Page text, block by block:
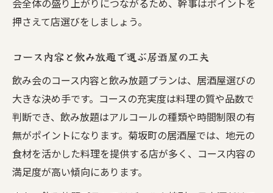
押さえて店選びをしましょう。
コース内容と飲み放題で選ぶ居酒屋の工夫
飲み会のコース内容と飲み放題プランは、居酒屋選びの
大きな決め手です。コースの充実度は料理の質や品数で
判断でき、飲み放題はアルコールの種類や時間制限の有
無がポイントになります。菊坂町の居酒屋では、地元の
食材を活かした料理を提供する店が多く、コース内容の
満足度が高い傾向にあります。